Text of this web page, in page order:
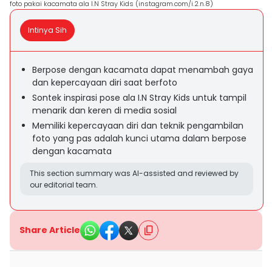
foto pakai kacamata ala I.N Stray Kids (instagram.com/i.2.n.8)
Intinya Sih
Berpose dengan kacamata dapat menambah gaya
dan kepercayaan diri saat berfoto
Sontek inspirasi pose ala I.N Stray Kids untuk tampil
menarik dan keren di media sosial
Memiliki kepercayaan diri dan teknik pengambilan
foto yang pas adalah kunci utama dalam berpose
dengan kacamata
This section summary was AI-assisted and reviewed by
our editorial team.
Share Article